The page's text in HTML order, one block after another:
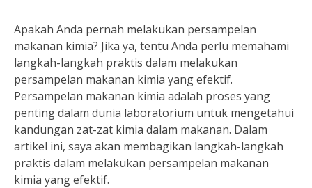
Apakah Anda pernah melakukan persampelan
makanan kimia? Jika ya, tentu Anda perlu memahami
langkah-langkah praktis dalam melakukan
persampelan makanan kimia yang efektif.
Persampelan makanan kimia adalah proses yang
penting dalam dunia laboratorium untuk mengetahui
kandungan zat-zat kimia dalam makanan. Dalam
artikel ini, saya akan membagikan langkah-langkah
praktis dalam melakukan persampelan makanan
kimia yang efektif.